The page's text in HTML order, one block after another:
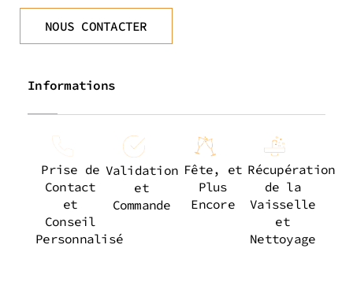
NOUS CONTACTER
Informations
Prise de
Contact
et
Conseil
Personnalisé
Validation
et
Commande
Fête, et
Plus
Encore
Récupération
de la
Vaisselle
et
Nettoyage